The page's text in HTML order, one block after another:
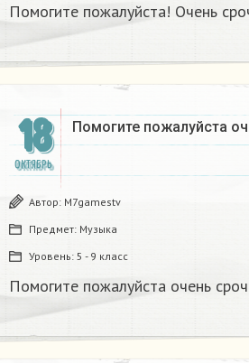
Помогите пожалуйста! Очень
18
ОКТЯБРЬ
Помогите пожалуйста
Автор: M7gamestv
Предмет: Музыка
Уровень: 5 - 9 класс
Помогите пожалуйста очень